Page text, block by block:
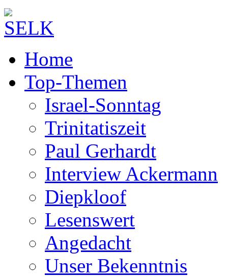
Home
Top-Themen
Israel-Sonntag
Trinitatiszeit
Paul Gerhardt
Interview Ackermann
Diepkloof
Lesenswert
Angedacht
Unser Bekenntnis